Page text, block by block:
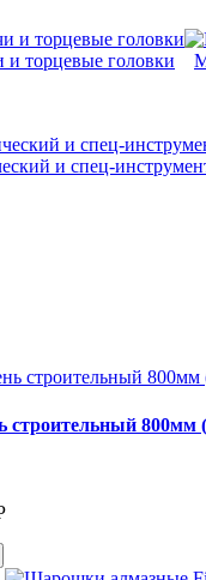
торцевые головки
и спец-
строительный 800мм